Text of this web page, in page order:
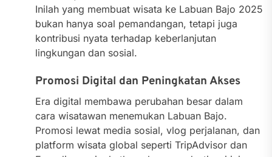
Inilah yang membuat wisata ke Labuan Bajo 2025
bukan hanya soal pemandangan, tetapi juga
kontribusi nyata terhadap keberlanjutan
lingkungan dan sosial.
Promosi Digital dan Peningkatan Akses
Era digital membawa perubahan besar dalam
cara wisatawan menemukan Labuan Bajo.
Promosi lewat media sosial, vlog perjalanan, dan
platform wisata global seperti TripAdvisor dan